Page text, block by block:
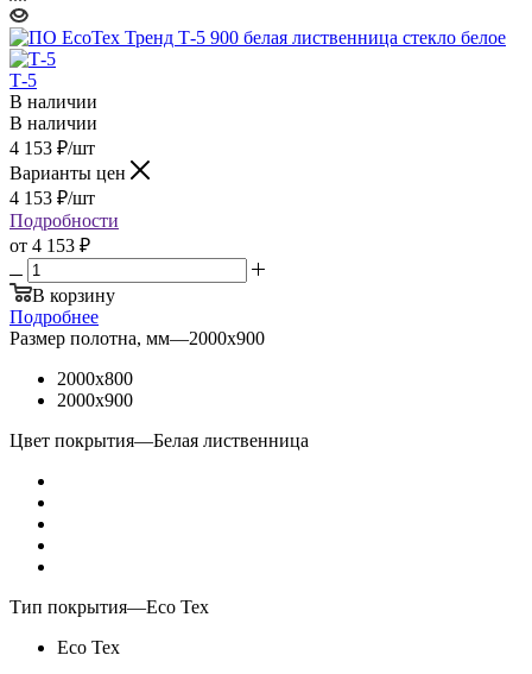
Т-5
В наличии
В наличии
4 153 ₽/шт
Варианты цен
4 153 ₽/шт
Подробности
от 4 153 ₽
В корзину
Подробнее
Размер полотна, мм—2000x900
2000x800
2000x900
Цвет покрытия—Белая лиственница
Тип покрытия—Eco Tex
Eco Tex